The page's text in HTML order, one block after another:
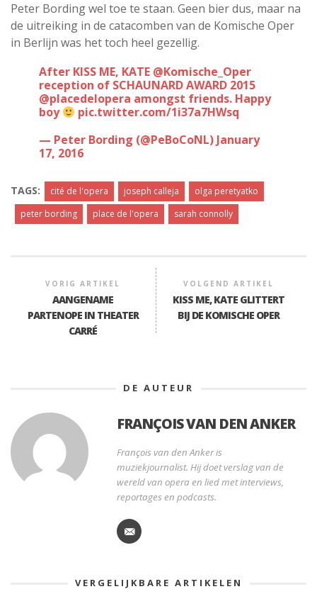
Peter Bording wel toe te staan. Geen bier dus, maar na
de uitreiking in de catacomben van de Komische Oper
in Berlijn was het toch heel gezellig.
After KISS ME, KATE @Komische_Oper
reception of SCHAUNARD AWARD 2015
@placedelopera amongst friends. Happy
boy
pic.twitter.com/1i37a7HWsq
— Peter Bording (@PeBoCoNL) January
17, 2016
TAGS: cité de l'opera joseph calleja
olga peretyatko
peter bording
place de l'opera sarah connolly
VORIG ARTIKEL
AANGENAME
PARTENOPE IN THEATER
CARRÉ
VOLGEND ARTIKEL
KISS ME, KATE GLITTERT
BIJ DE KOMISCHE OPER
DE AUTEUR
FRANÇOIS VAN DEN ANKER
François van den Anker is
muziekjournalist. Hij doet verslag van de
wereld van opera en lied met interviews,
reportages en podcasts.
VERGELIJKBARE ARTIKELEN